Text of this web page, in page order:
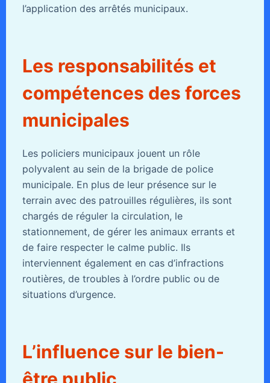
l’application des arrêtés municipaux.
Les responsabilités et
compétences des forces
municipales
Les policiers municipaux jouent un rôle
polyvalent au sein de la brigade de police
municipale. En plus de leur présence sur le
terrain avec des patrouilles régulières, ils sont
chargés de réguler la circulation, le
stationnement, de gérer les animaux errants et
de faire respecter le calme public. Ils
interviennent également en cas d’infractions
routières, de troubles à l’ordre public ou de
situations d’urgence.
L’influence sur le bien-